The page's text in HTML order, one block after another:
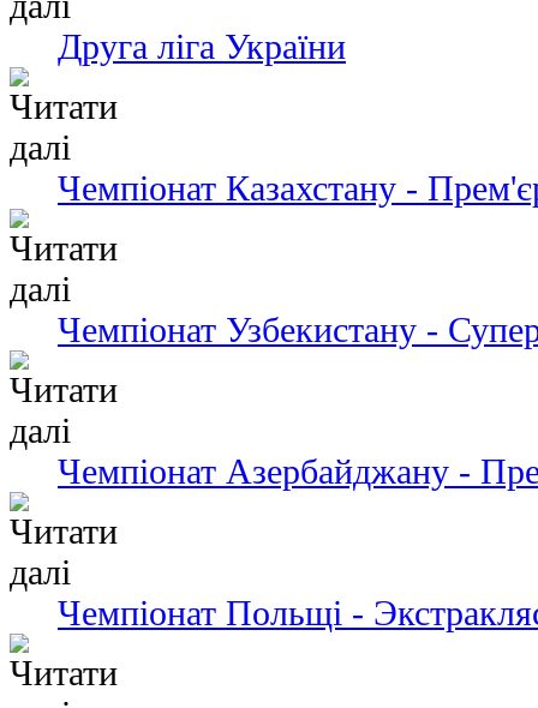
Друга ліга України
Чемпіонат Казахстану -
Чемпіонат Узбекистану -
Чемпіонат Азербайджану -
Чемпіонат Польщі -